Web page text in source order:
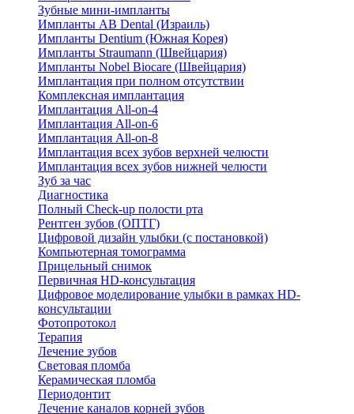
Зубные мини-импланты
Импланты AB Dental (Израиль)
Импланты Dentium (Южная Корея)
Импланты Straumann (Швейцария)
Импланты Nobel Biocare (Швейцария)
Имплантация при полном отсутствии
Комплексная имплантация
Имплантация All-on-4
Имплантация All-on-6
Имплантация All-on-8
Имплантация всех зубов верхней челюсти
Имплантация всех зубов нижней челюсти
Зуб за час
Диагностика
Полный Check-up полости рта
Рентген зубов (ОПТГ)
Цифровой дизайн улыбки (с постановкой)
Компьютерная томограмма
Прицельный снимок
Первичная HD-консультация
Цифровое моделирование улыбки в рамках HD-
консультации
Фотопротокол
Терапия
Лечение зубов
Световая пломба
Керамическая пломба
Периодонтит
Лечение каналов корней зубов